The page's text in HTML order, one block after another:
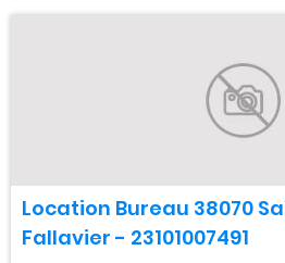
Location Bureau 38070
Fallavier - 23101007491